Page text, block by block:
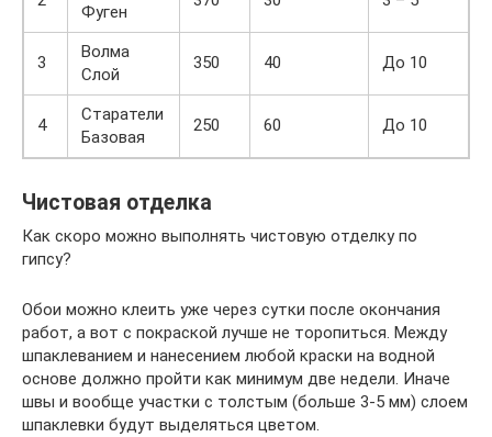
Фуген
3
Волма
Слой
350 40 До 10
4
Старатели
Базовая
250 60 До 10
Чистовая отделка
Как скоро можно выполнять чистовую отделку по
гипсу?
Обои можно клеить уже через сутки после окончания
работ, а вот с покраской лучше не торопиться. Между
шпаклеванием и нанесением любой краски на водной
основе должно пройти как минимум две недели. Иначе
швы и вообще участки с толстым (больше 3-5 мм) слоем
шпаклевки будут выделяться цветом.